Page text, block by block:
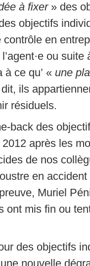
à fixer» des
objectifs
contrôle en
ou
à ce qu’ « une
ils
résiduels.
back des
après les
de nos
en
Muriel
ont mis fin ou
des objectifs
nouvelle